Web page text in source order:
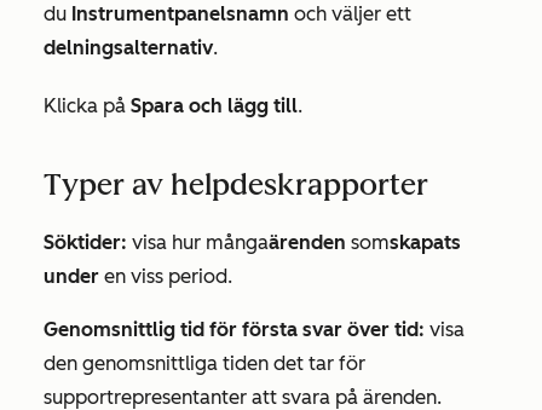
du Instrumentpanelsnamn och väljer ett
delningsalternativ.
Klicka på Spara och lägg till.
Typer av helpdeskrapporter
Söktider: visa hur mångaärenden somskapats
under en viss period.
Genomsnittlig tid för första svar över tid: visa
den genomsnittliga tiden det tar för
supportrepresentanter att svara på ärenden.